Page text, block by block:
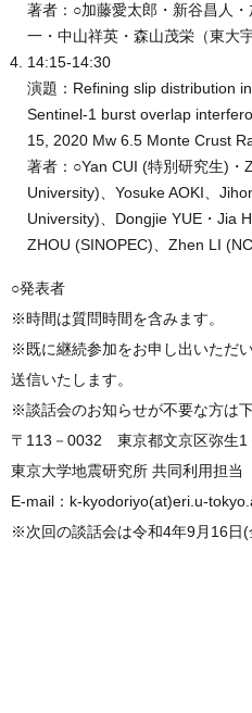
著者：○加藤愛太郎・新谷昌人
一・中山祥英・森山茂栄（東大
14:15-14:30
演題：Refining slip distribution
Sentinel-1 burst overlap
15, 2020 Mw 6.5 Monte Crust
著者：○Yan CUI (特別研究生)
University)、Yosuke AOKI、
University)、Dongjie YUE・Jia
ZHOU (SINOPEC)、Zhen LI
○発表者
※時間は質問時間を含みます。
※既に継続参加をお申し出いただ
送信いたします。
※談話会のお知らせが不要な方は
〒113－0032 東京都文京区弥生
東京大学地震研究所 共同利用担当
E-mail：k-kyodoriyo(at)eri.u-
※次回の談話会は令和4年9月16日